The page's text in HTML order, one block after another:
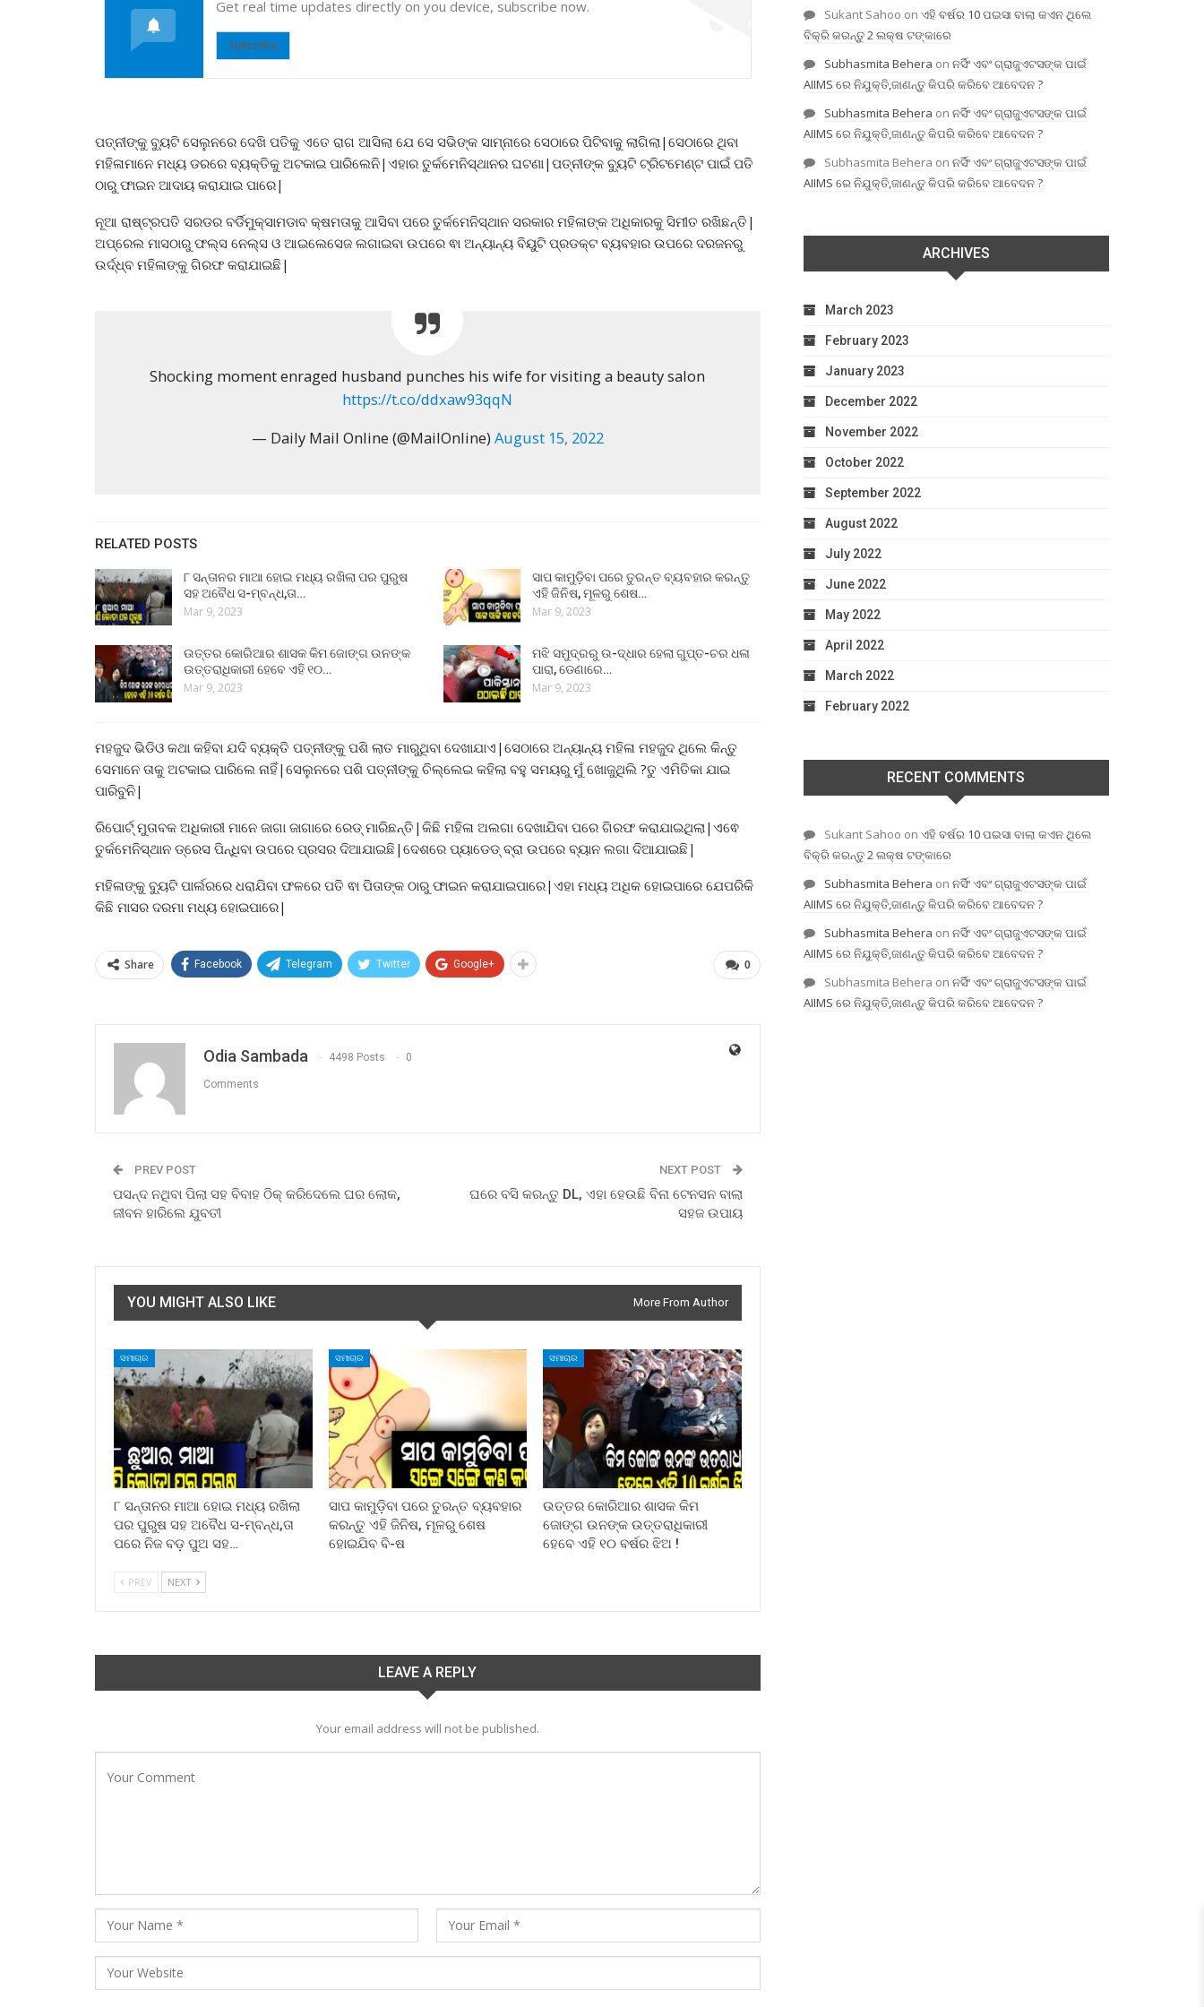
Get real time updates directly on you device, subscribe now.
Subscribe
ପତ୍ନୀଙ୍କୁ ବ୍ୟୁଟି ସେଲୁନରେ ଦେଖି ପତିକୁ ଏତେ ରାଗ ଆସିଲା ଯେ ସେ ସଭିଙ୍କ ସାମ୍ନାରେ ସେଠାରେ ପିଟିବାକୁ ଲାଗିଲା|ସେଠାରେ ଥିବା
ମହିଳାମାନେ ମଧ୍ୟ ଡରରେ ବ୍ୟକ୍ତିକୁ ଅଟକାଇ ପାରିଲେନି|ଏହାର ତୁର୍କମେନିସ୍ଥାନର ଘଟଣା|ପତ୍ନୀଙ୍କ ବ୍ୟୁଟି ଟ୍ରିଟମେଣ୍ଟ ପାଇଁ ପତି
ଠାରୁ ଫାଇନ ଆଦାୟ କରାଯାଇ ପାରେ|
ନୂଆ ରାଷ୍ଟ୍ରପତି ସରଡର ବର୍ଡିମୁକ୍ସାମଡାବ କ୍ଷମତାକୁ ଆସିବା ପରେ ତୁର୍କମେନିସ୍ଥାନ ସରକାର ମହିଳାଙ୍କ ଅଧିକାରକୁ ସିମୀତ ରଖିଛନ୍ତି|
ଅପ୍ରେଲ ମାସଠାରୁ ଫଲ୍ସ ନେଲ୍ସ ଓ ଆଇଲେସେଜ ଲଗାଇବା ଉପରେ ଵା ଅନ୍ୟାନ୍ୟ ବିୟୁଟି ପ୍ରଡକ୍ଟ ବ୍ୟବହାର ଉପରେ ଦରଜନରୁ
ଉର୍ଦ୍ଧ୍ବ ମହିଳାଙ୍କୁ ଗିରଫ କରାଯାଇଛି|
Shocking moment enraged husband punches his wife for visiting a beauty salon
https://t.co/ddxaw93qqN
— Daily Mail Online (@MailOnline) August 15, 2022
RELATED POSTS
୮ ସନ୍ତାନର ମାଆ ହୋଇ ମଧ୍ୟ ରଖିଲା ପର ପୁରୁଷ
ସହ ଅବୈଧ ସ-ମ୍ବନ୍ଧ,ତା…
Mar 9, 2023
ସାପ କାମୁଡ଼ିବା ପରେ ତୁରନ୍ତ ବ୍ୟବହାର କରନ୍ତୁ
ଏହି ଜିନିଷ, ମୂଳରୁ ଶେଷ…
Mar 9, 2023
ଉତ୍ତର କୋରିଆର ଶାସକ କିମ ଜୋଙ୍ଗ ଉନଙ୍କ
ଉତ୍ତରାଧିକାରୀ ହେବେ ଏହି ୧୦…
Mar 9, 2023
ମଝି ସମୁଦ୍ରରୁ ଉ-ଦ୍ଧାର ହେଲା ଗୁପ୍ତ-ଚର ଧଳା
ପାରା, ଡେଣାରେ…
Mar 9, 2023
ମହଜୁଦ ଭିଡିଓ କଥା କହିବା ଯଦି ବ୍ୟକ୍ତି ପତ୍ନୀଙ୍କୁ ପଶି ଲାତ ମାରୁଥିବା ଦେଖାଯାଏ|ସେଠାରେ ଅନ୍ୟାନ୍ୟ ମହିଳା ମହଜୁଦ ଥିଲେ କିନ୍ତୁ
ସେମାନେ ତାକୁ ଅଟକାଇ ପାରିଲେ ନାହିଁ|ସେଲୁନରେ ପଶି ପତ୍ନୀଙ୍କୁ ଚିଲ୍ଲେଇ କହିଲା ବହୁ ସମୟରୁ ମୁଁ ଖୋଜୁଥିଲି ?ତୁ ଏମିତିକା ଯାଇ
ପାରିବୁନି|
ରିପୋର୍ଟ୍ ମୁତାବକ ଅଧିକାରୀ ମାନେ ଜାଗା ଜାଗାରେ ରେଡ୍ ମାରିଛନ୍ତି|କିଛି ମହିଳା ଅଲଗା ଦେଖାଯିବା ପରେ ଗିରଫ କରାଯାଇଥିଲା|ଏଵେ
ତୁର୍କମେନିସ୍ଥାନ ଡ୍ରେସ ପିନ୍ଧିବା ଉପରେ ପ୍ରସର ଦିଆଯାଇଛି|ଦେଶରେ ପ୍ୟାଡେଡ୍ ବ୍ରା ଉପରେ ବ୍ୟାନ ଲଗା ଦିଆଯାଇଛି|
ମହିଳାଙ୍କୁ ବ୍ୟୁଟି ପାର୍ଲରରେ ଧରାଯିବା ଫଳରେ ପତି ଵା ପିତାଙ୍କ ଠାରୁ ଫାଇନ କରାଯାଇପାରେ|ଏହା ମଧ୍ୟ ଅଧିକ ହୋଇପାରେ ଯେପରିକି
କିଛି ମାସର ଦରମା ମଧ୍ୟ ହୋଇପାରେ|
0
Share Facebook Telegram Twitter Google+
Odia Sambada 4498 Posts 0
Comments
PREV POST
ପସନ୍ଦ ନଥିବା ପିଲା ସହ ବିବାହ ଠିକ୍‌ କରିଦେଲେ ଘର ଲୋକ,
ଜୀବନ ହାରିଲେ ଯୁବତୀ
NEXT POST
ଘରେ ବସି କରନ୍ତୁ DL, ଏହା ହେଉଛି ବିନା ଟେନସନ ବାଲା
ସହଜ ଉପାୟ
YOU MIGHT ALSO LIKE More From Author
ସମାଚାର
୮ ସନ୍ତାନର ମାଆ ହୋଇ ମଧ୍ୟ ରଖିଲା
ପର ପୁରୁଷ ସହ ଅବୈଧ ସ-ମ୍ବନ୍ଧ,ତା
ପରେ ନିଜ ବଡ଼ ପୁଅ ସହ…
ସମାଚାର
ସାପ କାମୁଡ଼ିବା ପରେ ତୁରନ୍ତ ବ୍ୟବହାର
କରନ୍ତୁ ଏହି ଜିନିଷ, ମୂଳରୁ ଶେଷ
ହୋଇଯିବ ବି-ଷ
ସମାଚାର
ଉତ୍ତର କୋରିଆର ଶାସକ କିମ
ଜୋଙ୍ଗ ଉନଙ୍କ ଉତ୍ତରାଧିକାରୀ
ହେବେ ଏହି ୧୦ ବର୍ଷର ଝିଅ !
PREV NEXT
LEAVE A REPLY
Your email address will not be published.
Sukant Sahoo on ଏହି ବର୍ଷର 10 ପଇସା ବାଲା କଏନ ଥିଲେ
ବିକ୍ରି କରନ୍ତୁ 2 ଲକ୍ଷ ଟଙ୍କାରେ
Subhasmita Behera on ନର୍ସିଂ ଏବଂ ଗ୍ରାଜୁଏଟସଙ୍କ ପାଇଁ
AIIMS ରେ ନିଯୁକ୍ତି,ଜାଣନ୍ତୁ କିପରି କରିବେ ଆବେଦନ ?
Subhasmita Behera on ନର୍ସିଂ ଏବଂ ଗ୍ରାଜୁଏଟସଙ୍କ ପାଇଁ
AIIMS ରେ ନିଯୁକ୍ତି,ଜାଣନ୍ତୁ କିପରି କରିବେ ଆବେଦନ ?
Subhasmita Behera on ନର୍ସିଂ ଏବଂ ଗ୍ରାଜୁଏଟସଙ୍କ ପାଇଁ
AIIMS ରେ ନିଯୁକ୍ତି,ଜାଣନ୍ତୁ କିପରି କରିବେ ଆବେଦନ ?
ARCHIVES
March 2023
February 2023
January 2023
December 2022
November 2022
October 2022
September 2022
August 2022
July 2022
June 2022
May 2022
April 2022
March 2022
February 2022
RECENT COMMENTS
Sukant Sahoo on ଏହି ବର୍ଷର 10 ପଇସା ବାଲା କଏନ ଥିଲେ
ବିକ୍ରି କରନ୍ତୁ 2 ଲକ୍ଷ ଟଙ୍କାରେ
Subhasmita Behera on ନର୍ସିଂ ଏବଂ ଗ୍ରାଜୁଏଟସଙ୍କ ପାଇଁ
AIIMS ରେ ନିଯୁକ୍ତି,ଜାଣନ୍ତୁ କିପରି କରିବେ ଆବେଦନ ?
Subhasmita Behera on ନର୍ସିଂ ଏବଂ ଗ୍ରାଜୁଏଟସଙ୍କ ପାଇଁ
AIIMS ରେ ନିଯୁକ୍ତି,ଜାଣନ୍ତୁ କିପରି କରିବେ ଆବେଦନ ?
Subhasmita Behera on ନର୍ସିଂ ଏବଂ ଗ୍ରାଜୁଏଟସଙ୍କ ପାଇଁ
AIIMS ରେ ନିଯୁକ୍ତି,ଜାଣନ୍ତୁ କିପରି କରିବେ ଆବେଦନ ?